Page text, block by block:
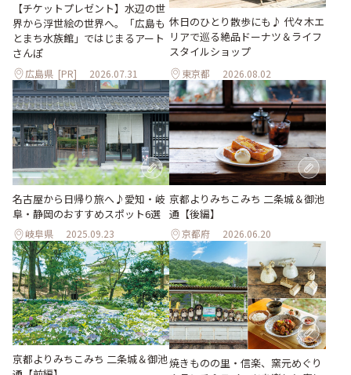
【チケットプレゼント】水辺の世
界から浮世絵の世界へ。「広島も
とまち水族館」ではじまるアート
さんぽ
広島県 [PR] 2026.07.31
休日のひとり散歩にも♪ 代々木エ
リアで巡る絶品ドーナツ＆ライフ
スタイルショップ
東京都 2026.08.02
名古屋から日帰り旅へ♪愛知・岐
阜・静岡のおすすめスポット6選
岐阜県 2025.09.23
京都よりみちこみち 二条城＆御池
通【後編】
京都府 2026.06.20
京都よりみちこみち 二条城＆御池焼きものの里・信楽、窯元めぐり